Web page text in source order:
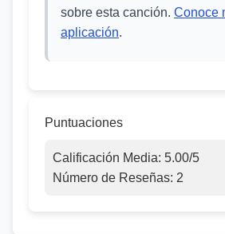
sobre esta canción. Conoce
aplicación.
Puntuaciones
Calificación Media: 5.00/5
Número de Reseñas: 2